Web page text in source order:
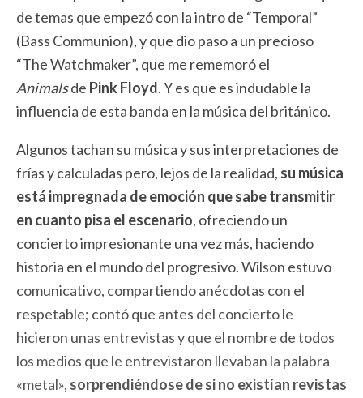
de temas que empezó con la intro de “Temporal”
(Bass Communion), y que dio paso a un precioso
“The Watchmaker”, que me rememoró el
Animalsde Pink Floyd. Y es que es indudable la
influencia de esta banda en la música del británico.
Algunos tachan su música y sus interpretaciones de
frías y calculadas pero, lejos de la realidad, su música
está impregnada de emoción que sabe transmitir
en cuanto pisa el escenario, ofreciendo un
concierto impresionante una vez más, haciendo
historia en el mundo del progresivo. Wilson estuvo
comunicativo, compartiendo anécdotas con el
respetable; contó que antes del concierto le
hicieron unas entrevistas y que el nombre de todos
los medios que le entrevistaron llevaban la palabra
«metal», sorprendiéndose de si no existían revistas